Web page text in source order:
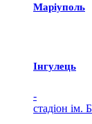
Маріуполь
Iнгулець
-
стадіон ім.